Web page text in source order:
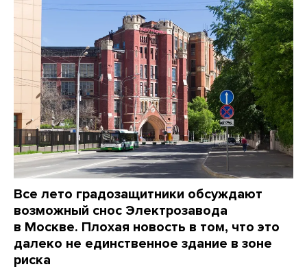
Все лето градозащитники обсуждают
возможный снос Электрозавода
в Москве. Плохая новость в том, что это
далеко не единственное здание в зоне
риска